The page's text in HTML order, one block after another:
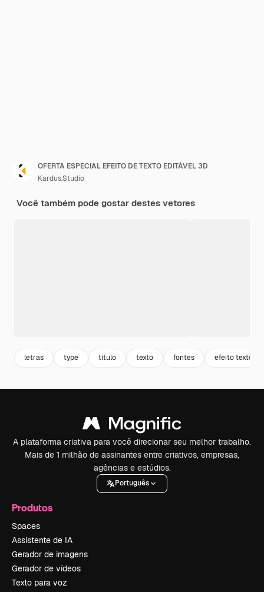
OFERTA ESPECIAL EFEITO DE TEXTO EDITÁVEL 3D
Kardus.Studio
Você também pode gostar destes vetores
letras type titulo texto fontes efeito texto
A plataforma criativa para você direcionar seu melhor trabalho.
Mais de 1 milhão de assinantes entre criativos, empresas,
agências e estúdios.
Português
Produtos
Spaces
Assistente de IA
Gerador de imagens
Gerador de vídeos
Texto para voz